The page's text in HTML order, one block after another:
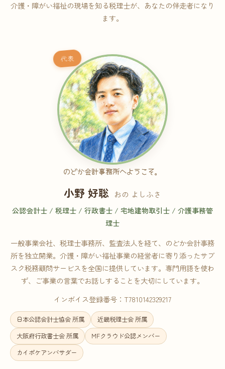
介護・障がい福祉の現場を知る税理士が、あなたの伴走者になり
ます。
代表
のどか会計事務所へようこそ。
小野 好聡 おの よしふさ
公認会計士 / 税理士 / 行政書士 / 宅地建物取引士 / 介護事務管
理士
一般事業会社、税理士事務所、監査法人を経て、のどか会計事務
所を独立開業。介護・障がい福祉事業の経営者に寄り添ったサブ
スク税務顧問サービスを全国に提供しています。専門用語を使わ
ず、ご事業の言葉でお話しすることを大切にしています。
インボイス登録番号：T7810142329217
日本公認会計士協会 所属
近畿税理士会 所属
大阪府行政書士会 所属
MFクラウド公認メンバー
カイポケアンバサダー